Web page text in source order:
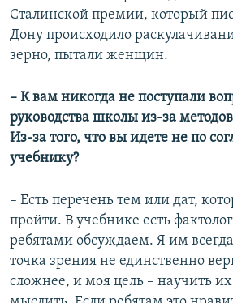
Сталинской премии, который
Дону происходило
зерно, пытали женщин.
– К вам никогда не поступали
руководства школы из-за
Из-за того, что вы идете не по
учебнику?
– Есть перечень тем или дат,
пройти. В учебнике есть
ребятами обсуждаем. Я им
точка зрения не единственно
сложнее, и моя цель – научить